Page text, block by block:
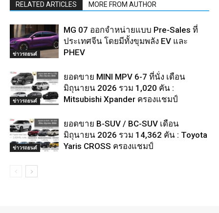
RELATED ARTICLES MORE FROM AUTHOR
ข่าวรถยนต์
MG 07 ออกจำหน่ายแบบ Pre-Sales ที่
ประเทศจีน โดยมีทั้งขุมพลัง EV และ
PHEV
ข่าวรถยนต์
ยอดขาย MINI MPV 6-7 ที่นั่ง เดือน
มิถุนายน 2026 รวม 1,020 คัน :
Mitsubishi Xpander ครองแชมป์
ข่าวรถยนต์
ยอดขาย B-SUV / BC-SUV เดือน
มิถุนายน 2026 รวม 14,362 คัน : Toyota
Yaris CROSS ครองแชมป์